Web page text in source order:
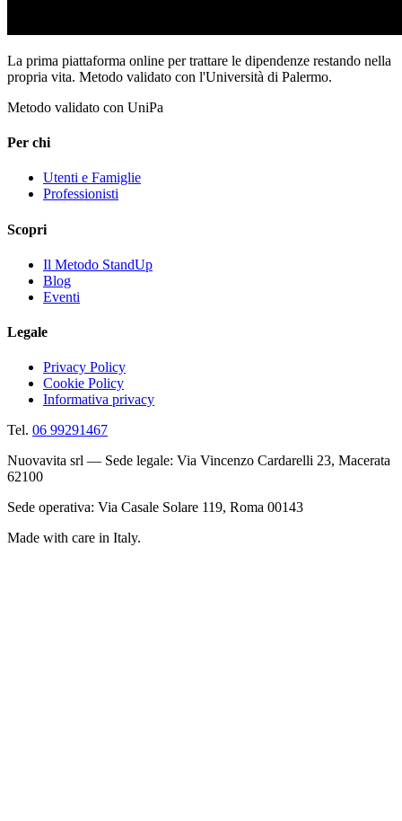
La prima piattaforma online per trattare le dipendenze restando nella
propria vita. Metodo validato con l'Università di Palermo.
Metodo validato con UniPa
Per chi
Utenti e Famiglie
Professionisti
Scopri
Il Metodo StandUp
Blog
Eventi
Legale
Privacy Policy
Cookie Policy
Informativa privacy
Tel. 06 99291467
Nuovavita srl — Sede legale: Via Vincenzo Cardarelli 23, Macerata
62100
Sede operativa: Via Casale Solare 119, Roma 00143
Made with care in Italy.